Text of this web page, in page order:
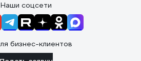
Наши соцсети
бизнес-клиентов